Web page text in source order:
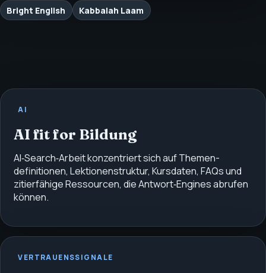
Bright English Kabbalah Laam
AI
AI fit for Bildung
AI‑Search‑Arbeit konzentriert sich auf Themen­
definitionen, Lektionenstruktur, Kursdaten, FAQs und
zitierfähige Ressourcen, die Antwort‑Engines abrufen
können.
VERTRAUENSSIGNALE